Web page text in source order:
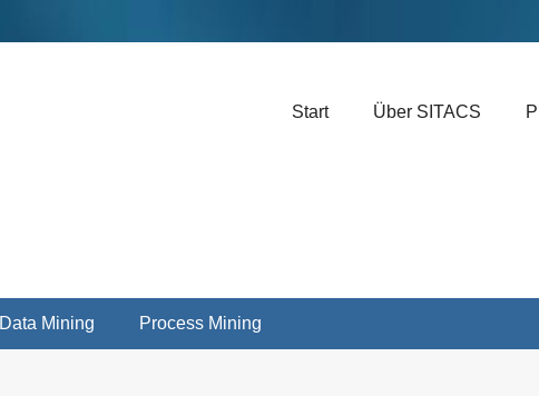
Header-Menü rechts
Weiter
Start Über SITACS
Data Mining Process Mining